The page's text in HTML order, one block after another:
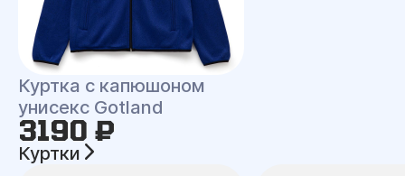
Куртка с капюшоном
унисекс Gotland
3190 ₽
Куртки